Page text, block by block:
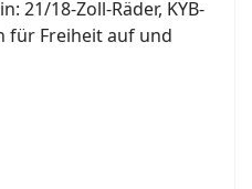
21/18-Zoll-Räder, KYB-
für Freiheit auf und